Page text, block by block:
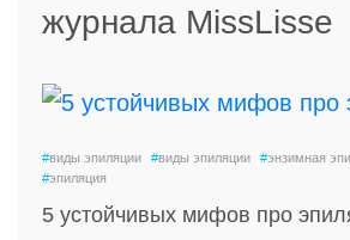
журнала MissLisse
#виды эпиляции #виды эпиляции #энзимная
#эпиляция
5 устойчивых мифов про